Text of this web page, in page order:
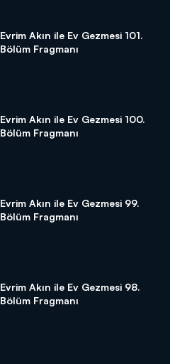
Evrim Akın ile Ev Gezmesi 101.
Bölüm Fragmanı
Evrim Akın ile Ev Gezmesi 100.
Bölüm Fragmanı
Evrim Akın ile Ev Gezmesi 99.
Bölüm Fragmanı
Evrim Akın ile Ev Gezmesi 98.
Bölüm Fragmanı